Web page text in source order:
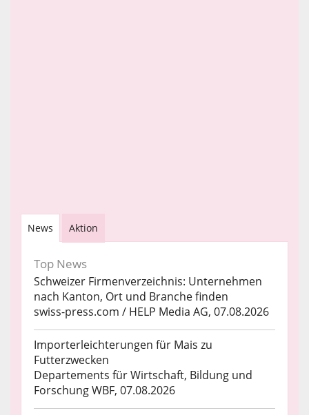
News Aktion
Top News
Schweizer Firmenverzeichnis: Unternehmen
nach Kanton, Ort und Branche finden
swiss-press.com / HELP Media AG, 07.08.2026
Importerleichterungen für Mais zu
Futterzwecken
Departements für Wirtschaft, Bildung und
Forschung WBF, 07.08.2026